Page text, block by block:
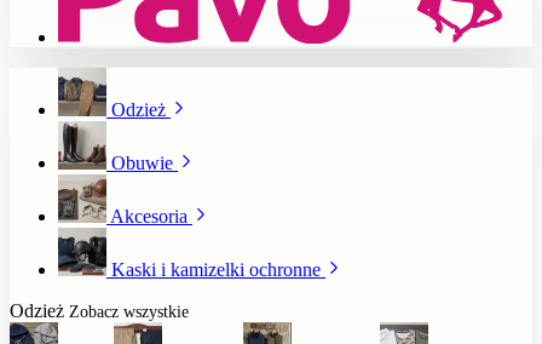
Odzież
Obuwie
Akcesoria
Kaski i kamizelki ochronne
Odzież Zobacz wszystkie